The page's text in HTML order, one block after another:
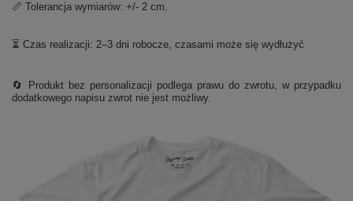
📏 Tolerancja wymiarów: +/- 2 cm.
⏳ Czas realizacji: 2–3 dni robocze, czasami może się wydłużyć
🔄 Produkt bez personalizacji podlega prawu do zwrotu, w przypadku
dodatkowego napisu zwrot nie jest możliwy.